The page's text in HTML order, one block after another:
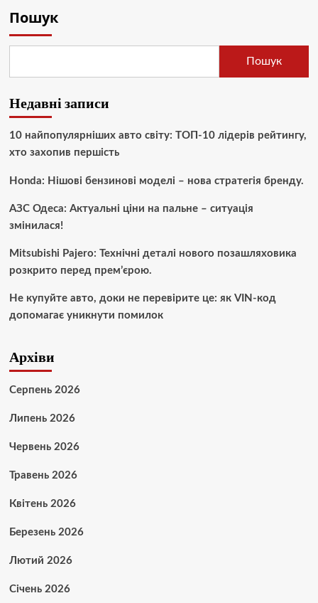
Пошук
Пошук
Недавні записи
10 найпопулярніших авто світу: ТОП-10 лідерів рейтингу,
хто захопив першість
Honda: Нішові бензинові моделі – нова стратегія бренду.
АЗС Одеса: Актуальні ціни на пальне – ситуація
змінилася!
Mitsubishi Pajero: Технічні деталі нового позашляховика
розкрито перед прем’єрою.
Не купуйте авто, доки не перевірите це: як VIN-код
допомагає уникнути помилок
Архіви
Серпень 2026
Липень 2026
Червень 2026
Травень 2026
Квітень 2026
Березень 2026
Лютий 2026
Січень 2026